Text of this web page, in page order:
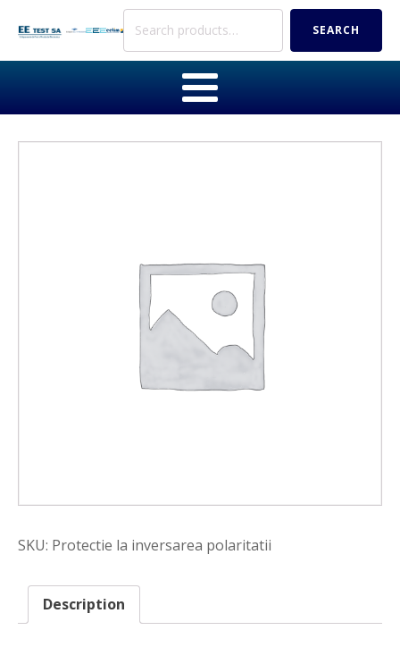
Search
SEARCH
SKU: Protectie la inversarea polaritatii
Description